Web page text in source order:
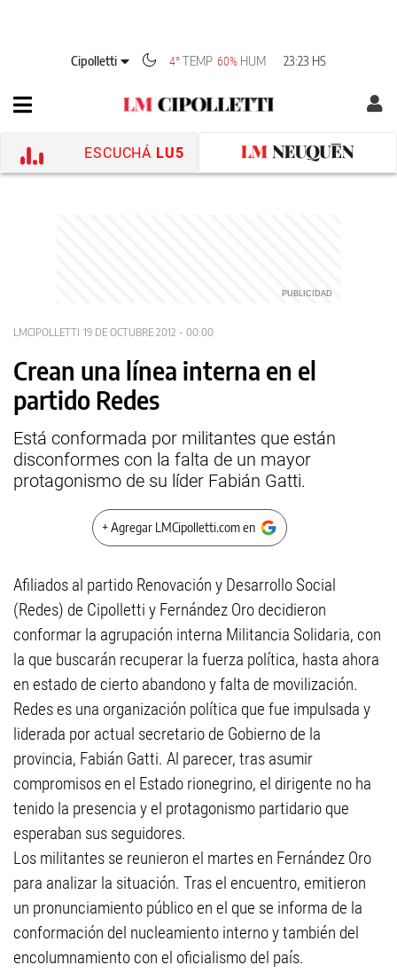
Cipolletti 4°TEMP 60% HUM 23:23 HS
ESCUCHÁ LU5
LMCIPOLLETTI 19 DE OCTUBRE 2012 - 00:00
Crean una línea interna en el
partido Redes
Está conformada por militantes que están
disconformes con la falta de un mayor
protagonismo de su líder Fabián Gatti.
+ Agregar LMCipolletti.com en
Afiliados al partido Renovación y Desarrollo Social
(Redes) de Cipolletti y Fernández Oro decidieron
conformar la agrupación interna Militancia Solidaria, con
la que buscarán recuperar la fuerza política, hasta ahora
en estado de cierto abandono y falta de movilización.
Redes es una organización política que fue impulsada y
liderada por actual secretario de Gobierno de la
provincia, Fabián Gatti. Al parecer, tras asumir
compromisos en el Estado rionegrino, el dirigente no ha
tenido la presencia y el protagonismo partidario que
esperaban sus seguidores.
Los militantes se reunieron el martes en Fernández Oro
para analizar la situación. Tras el encuentro, emitieron
un pronunciamiento público en el que se informa de la
conformación del nucleamiento interno y también del
encolumnamiento con el oficialismo del país.